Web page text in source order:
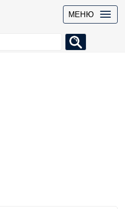
МЕНЮ